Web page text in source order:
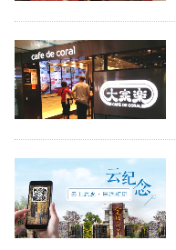
資
樓
市
理
商
業
科